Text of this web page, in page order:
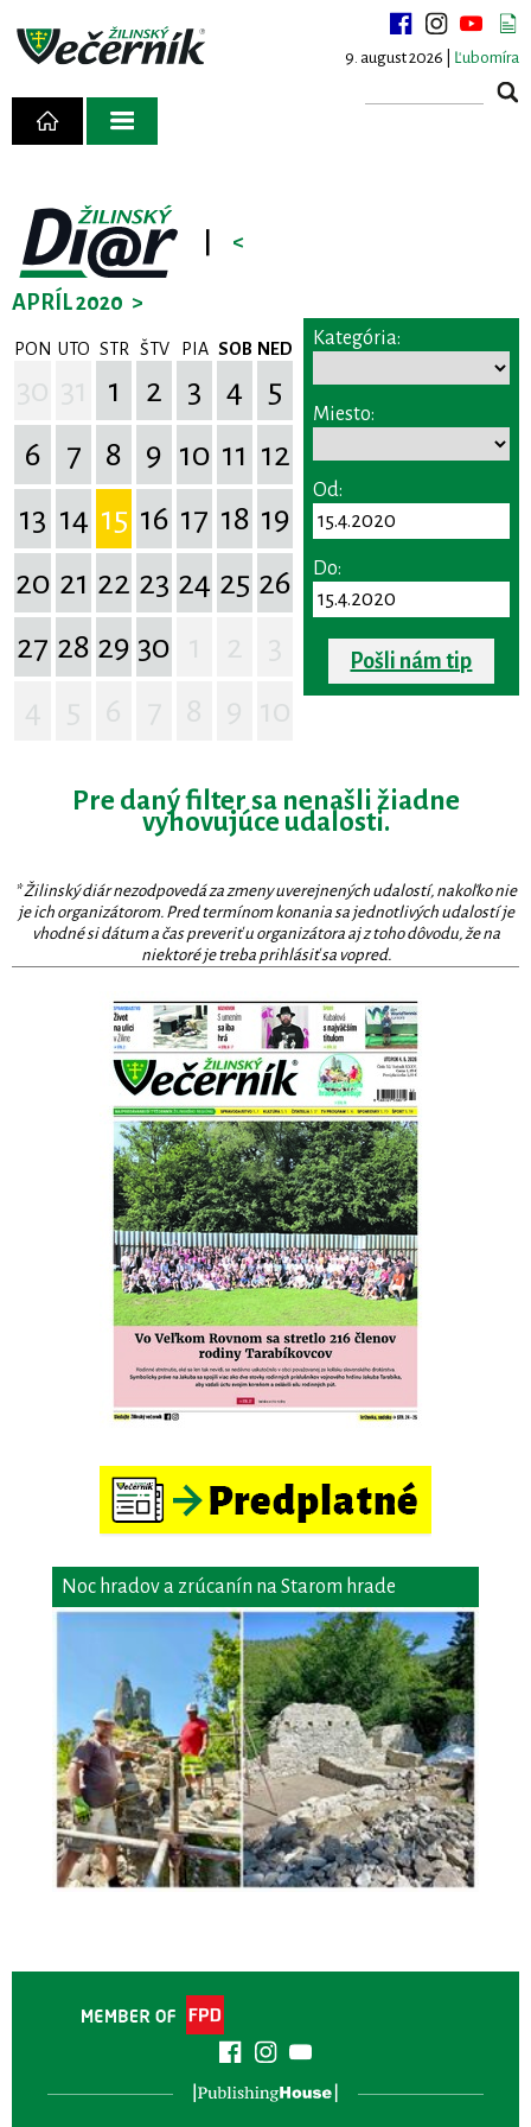
9. august 2026 | Ľubomíra
<
APRÍL 2020 >
PON UTO STR ŠTV PIA SOB NED
1 2 3 4
5
6
7 8 9 10 11 12
13 14 15 16 17 18 19
20 21 22 23 24 25 26
27 28 29 30
Kategória:
Miesto:
Od:
Do:
Pošli nám tip
Pre daný filter sa nenašli žiadne
vyhovujúce udalosti.
* Žilinský diár nezodpovedá za zmeny uverejnených udalostí, nakoľko nie
je ich organizátorom. Pred termínom konania sa jednotlivých udalostí je
vhodné si dátum a čas preveriť u organizátora aj z toho dôvodu, že na
niektoré je treba prihlásiť sa vopred.
Noc hradov a zrúcanín na Starom hrade